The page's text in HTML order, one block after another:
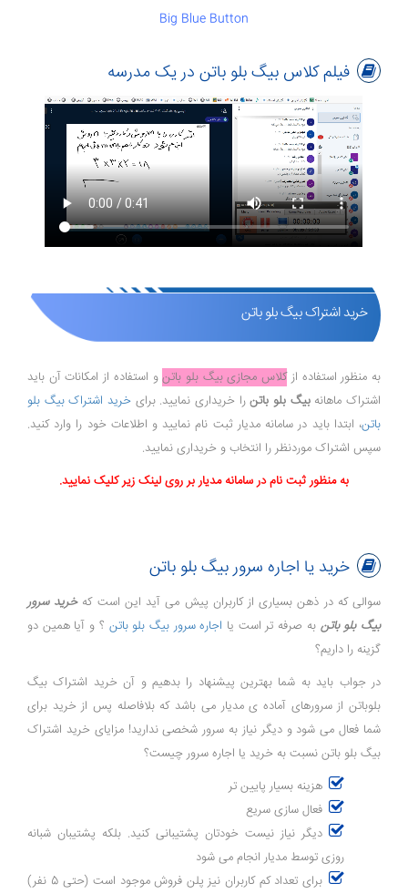
Big Blue Button
فیلم کلاس بیگ بلو باتن در یک مدرسه
خرید اشتراک بیگ بلو باتن
به منظور استفاده ازکلاس مجازی بیگ بلو باتنو استفاده از امکانات آن باید
اشتراک ماهانه بیگ بلو باتنرا خریداری نمایید. برای خرید اشتراک بیگ بلو
باتن، ابتدا باید در سامانه مدیار ثبت نام نمایید و اطلاعات خود را وارد کنید.
سپس اشتراک موردنظر را انتخاب و خریداری نمایید.
به منظور ثبت نام در سامانه مدیار بر روی لینک زیر کلیک نمایید.
خرید یا اجاره سرور بیگ بلو باتن
سوالی که در ذهن بسیاری از کاربران پیش می آید این است کهخرید سرور
بیگ بلو باتن به صرفه تر است یا اجاره سرور بیگ بلو باتن ؟ و آیا همین دو
گزینه را داریم؟
در جواب باید به شما بهترین پیشنهاد را بدهیم و آن خرید اشتراک بیگ
بلوباتن از سرورهای آماده ی مدیار می باشد که بلافاصله پس از خرید برای
شما فعال می شود و دیگر نیاز به سرور شخصی ندارید! مزایای خرید اشتراک
بیگ بلو باتن نسبت به خرید یا اجاره سرور چیست؟
هزینه بسیار پایین تر
فعال سازی سریع
دیگر نیاز نیست خودتان پشتیبانی کنید. بلکه پشتیبان شبانه
روزی توسط مدیار انجام می شود
برای تعداد کم کاربران نیز پلن فروش موجود است (حتی 5 نفر)